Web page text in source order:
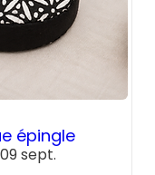
épingle
sept.